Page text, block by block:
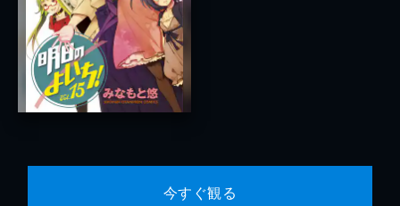
今すぐ観る